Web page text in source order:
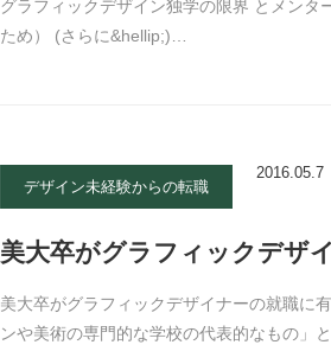
グラフィックデザイン独学の限界 とメン
ため） (さらに&hellip;)…
デザイン未経験からの転職
2016.05.7
美大卒がグラフィックデザ
美大卒がグラフィックデザイナーの就職に
ンや美術の専門的な学校の代表的なもの」